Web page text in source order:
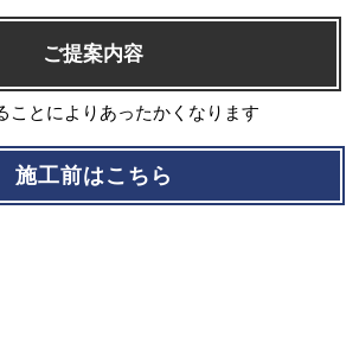
ご提案内容
ことによりあったかくなります
施工前はこちら